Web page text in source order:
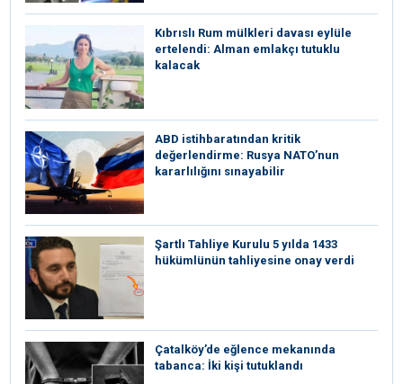
Kıbrıslı Rum mülkleri davası eylüle
ertelendi: Alman emlakçı tutuklu
kalacak
ABD istihbaratından kritik
değerlendirme: Rusya NATO’nun
kararlılığını sınayabilir
Şartlı Tahliye Kurulu 5 yılda 1433
hükümlünün tahliyesine onay verdi
Çatalköy’de eğlence mekanında
tabanca: İki kişi tutuklandı